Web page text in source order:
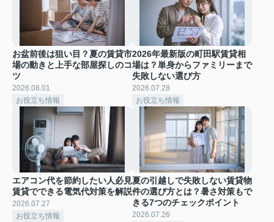
お盆前後は狙い目？夏の賃貸市
場の動きと上手な部屋探しのコ
ツ
2026.08.01
お役立ち情報
2026年最新版の町田駅賃貸相
場は？単身からファミリーまで
失敗しない選び方
2026.07.28
お役立ち情報
エアコン代を節約したい人必見
賃貸でできる電気代対策を解説
2026.07.27
お役立ち情報
夏の引越しで失敗しない賃貸物
件の選び方とは？暑さ対策もで
きる7つのチェックポイント
2026.07.26